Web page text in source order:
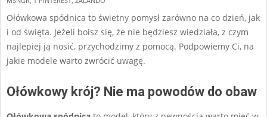
12-
17
Ołówkowa spódnica to świetny pomysł zarówno na co dzień, jak
i od święta. Jeżeli boisz się, że nie będziesz wiedziała, z czym
najlepiej ją nosić, przychodzimy z pomocą. Podpowiemy Ci, na
jakie modele warto zwrócić uwagę.
Ołówkowy krój? Nie ma powodów do obaw